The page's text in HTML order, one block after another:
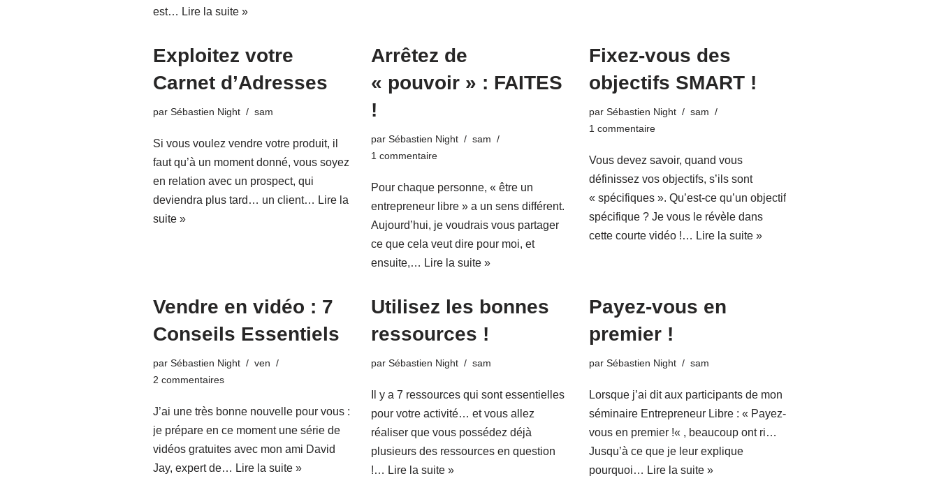
est… Lire la suite »
Exploitez votre
Carnet d’Adresses
par Sébastien Night sam
Si vous voulez vendre votre produit, il
faut qu’à un moment donné, vous soyez
en relation avec un prospect, qui
deviendra plus tard… un client… Lire la
suite »
Arrêtez de
« pouvoir » : FAITES
!
par Sébastien Night
sam
1 commentaire
Pour chaque personne, « être un
entrepreneur libre » a un sens différent.
Aujourd’hui, je voudrais vous partager
ce que cela veut dire pour moi, et
ensuite,… Lire la suite »
Fixez-vous des
objectifs SMART !
par Sébastien Night
sam
1 commentaire
Vous devez savoir, quand vous
définissez vos objectifs, s’ils sont
« spécifiques ». Qu’est-ce qu’un objectif
spécifique ? Je vous le révèle dans
cette courte vidéo !… Lire la suite »
Vendre en vidéo : 7
Conseils Essentiels
par Sébastien Night
ven
2 commentaires
J’ai une très bonne nouvelle pour vous :
je prépare en ce moment une série de
vidéos gratuites avec mon ami David
Jay, expert de… Lire la suite »
Utilisez les bonnes
ressources !
par Sébastien Night sam
Il y a 7 ressources qui sont essentielles
pour votre activité… et vous allez
réaliser que vous possédez déjà
plusieurs des ressources en question
!… Lire la suite »
Payez-vous en
premier !
par Sébastien Night sam
Lorsque j’ai dit aux participants de mon
séminaire Entrepreneur Libre : « Payez-
vous en premier !« , beaucoup ont ri…
Jusqu’à ce que je leur explique
pourquoi… Lire la suite »